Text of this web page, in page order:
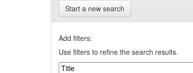
Start a new search
Add filters:
Use filters to refine the search results.